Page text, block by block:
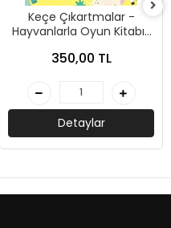
Keçe Çıkartmalar -
Hayvanlarla Oyun Kitabı-
350,00 TL
Detaylar